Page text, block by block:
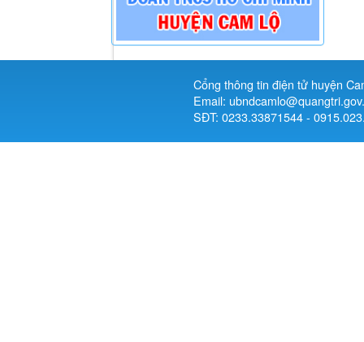
Cổng thông tin điện tử huyện
Email:
SĐT: 0233.33871544 -